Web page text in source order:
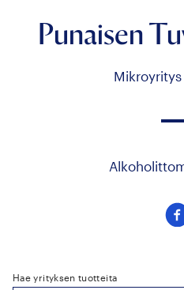
Punaisen
Mikroyritys
Hae yrityksen tuotteita